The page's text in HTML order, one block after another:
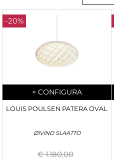
-20%
Quantity
+ CONFIGURA
LOUIS POULSEN PATERA OVAL
ØIVIND SLAATTO
€ 1.180,00